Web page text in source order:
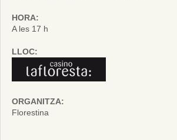
HORA:
A les 17 h
LLOC:
ORGANITZA:
Florestina